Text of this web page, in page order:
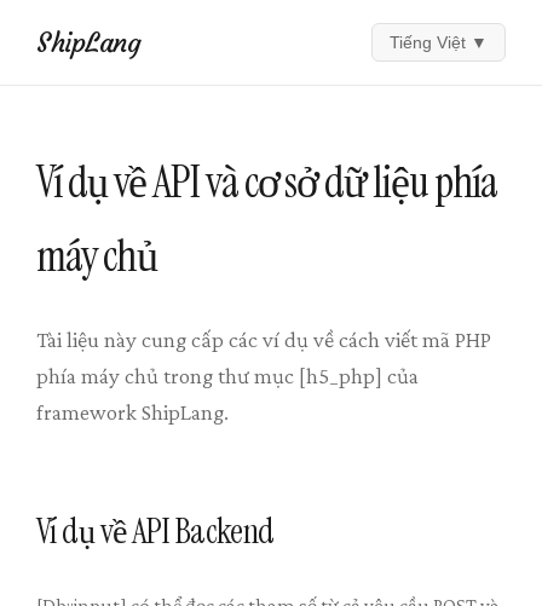
ShipLang Tiếng Việt ▼
Ví dụ về API và cơ sở dữ liệu phía
máy chủ
Tài liệu này cung cấp các ví dụ về cách viết mã PHP
phía máy chủ trong thư mục [h5_php] của
framework ShipLang.
Ví dụ về API Backend